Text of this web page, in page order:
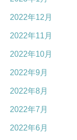
2022年12月
2022年11月
2022年10月
2022年9月
2022年8月
2022年7月
2022年6月